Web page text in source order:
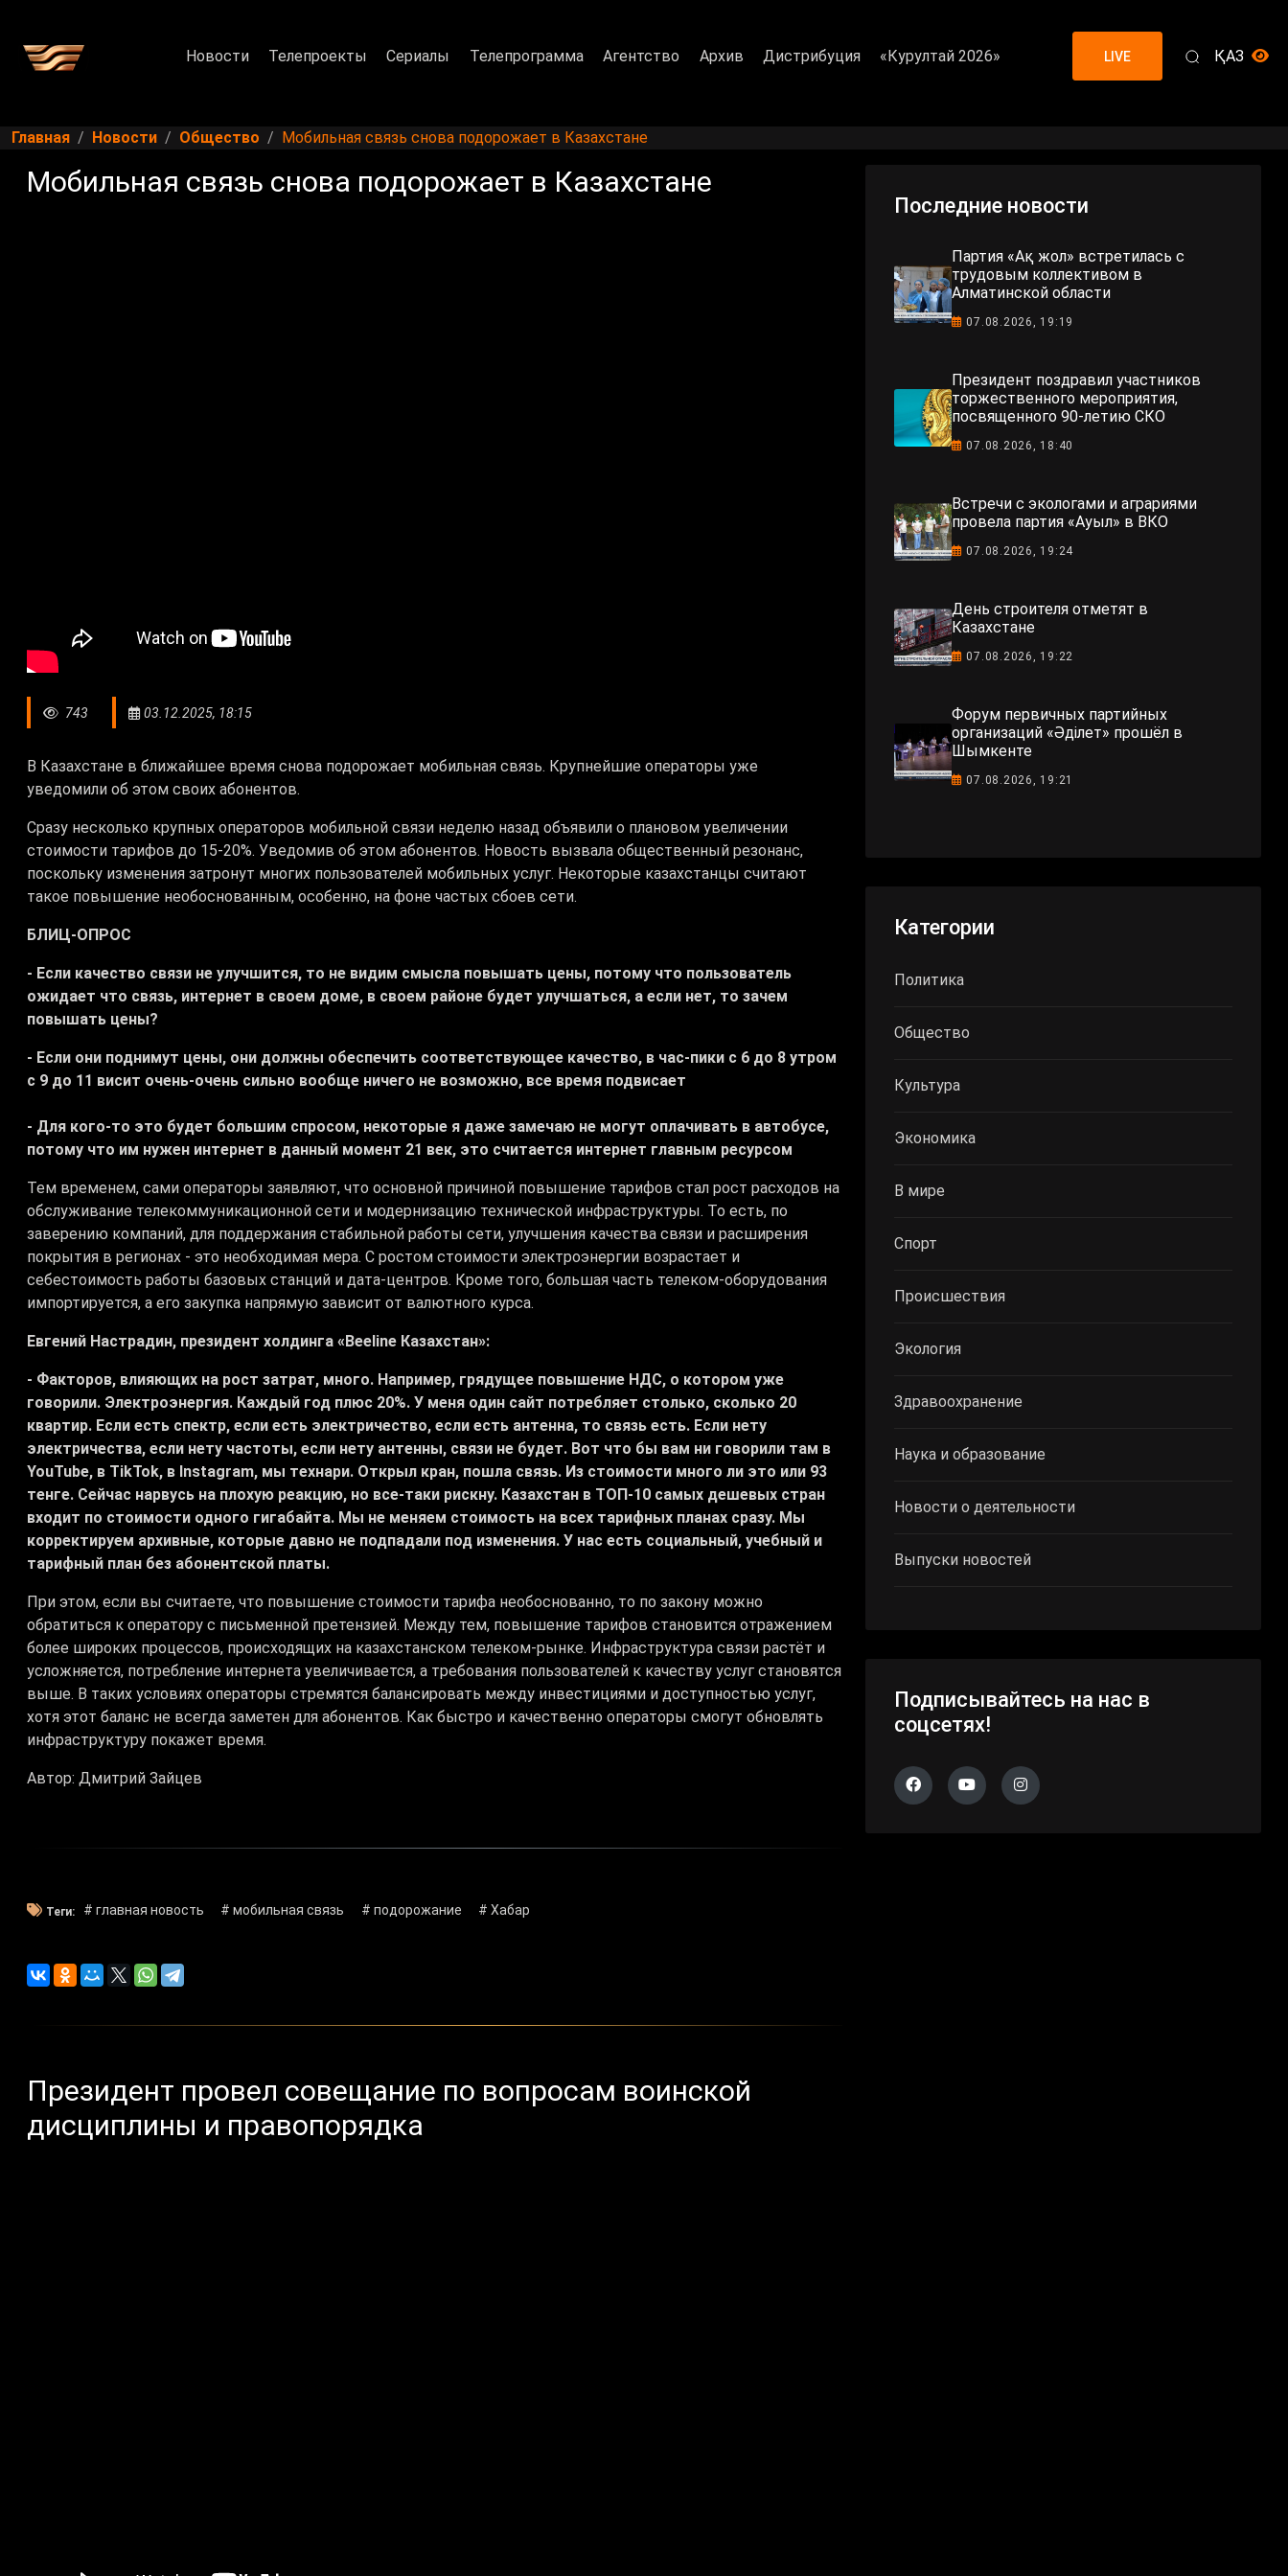
Новости Телепроекты Сериалы Телепрограмма Агентство Архив Дистрибуция «Курултай 2026» LIVE ҚАЗ
Главная Новости Общество Мобильная связь снова подорожает в Казахстане
Мобильная связь снова подорожает в Казахстане
743 03.12.2025, 18:15
В Казахстане в ближайшее время снова подорожает мобильная связь. Крупнейшие операторы уже
уведомили об этом своих абонентов.
Сразу несколько крупных операторов мобильной связи неделю назад объявили о плановом увеличении
стоимости тарифов до 15-20%. Уведомив об этом абонентов. Новость вызвала общественный резонанс,
поскольку изменения затронут многих пользователей мобильных услуг. Некоторые казахстанцы считают
такое повышение необоснованным, особенно, на фоне частых сбоев сети.
БЛИЦ-ОПРОС
- Если качество связи не улучшится, то не видим смысла повышать цены, потому что пользователь
ожидает что связь, интернет в своем доме, в своем районе будет улучшаться, а если нет, то зачем
повышать цены?
- Если они поднимут цены, они должны обеспечить соответствующее качество, в час-пики с 6 до 8 утром
с 9 до 11 висит очень-очень сильно вообще ничего не возможно, все время подвисает
- Для кого-то это будет большим спросом, некоторые я даже замечаю не могут оплачивать в автобусе,
потому что им нужен интернет в данный момент 21 век, это считается интернет главным ресурсом
Тем временем, сами операторы заявляют, что основной причиной повышение тарифов стал рост расходов на
обслуживание телекоммуникационной сети и модернизацию технической инфраструктуры. То есть, по
заверению компаний, для поддержания стабильной работы сети, улучшения качества связи и расширения
покрытия в регионах - это необходимая мера. С ростом стоимости электроэнергии возрастает и
себестоимость работы базовых станций и дата-центров. Кроме того, большая часть телеком-оборудования
импортируется, а его закупка напрямую зависит от валютного курса.
Евгений Настрадин, президент холдинга «Beeline Казахстан»:
- Факторов, влияющих на рост затрат, много. Например, грядущее повышение НДС, о котором уже
говорили. Электроэнергия. Каждый год плюс 20%. У меня один сайт потребляет столько, сколько 20
квартир. Если есть спектр, если есть электричество, если есть антенна, то связь есть. Если нету
электричества, если нету частоты, если нету антенны, связи не будет. Вот что бы вам ни говорили там в
YouTube, в TikTok, в Instagram, мы технари. Открыл кран, пошла связь. Из стоимости много ли это или 93
тенге. Сейчас нарвусь на плохую реакцию, но все-таки рискну. Казахстан в ТОП-10 самых дешевых стран
входит по стоимости одного гигабайта. Мы не меняем стоимость на всех тарифных планах сразу. Мы
корректируем архивные, которые давно не подпадали под изменения. У нас есть социальный, учебный и
тарифный план без абонентской платы.
При этом, если вы считаете, что повышение стоимости тарифа необоснованно, то по закону можно
обратиться к оператору с письменной претензией. Между тем, повышение тарифов становится отражением
более широких процессов, происходящих на казахстанском телеком-рынке. Инфраструктура связи растёт и
усложняется, потребление интернета увеличивается, а требования пользователей к качеству услуг становятся
выше. В таких условиях операторы стремятся балансировать между инвестициями и доступностью услуг,
хотя этот баланс не всегда заметен для абонентов. Как быстро и качественно операторы смогут обновлять
инфраструктуру покажет время.
Автор: Дмитрий Зайцев
Теги: # главная новость # мобильная связь # подорожание # Хабар
Президент провел совещание по вопросам воинской
дисциплины и правопорядка
Последние новости
Партия «Ақ жол» встретилась с
трудовым коллективом в
Алматинской области
07.08.2026, 19:19
Президент поздравил участников
торжественного мероприятия,
посвященного 90-летию СКО
07.08.2026, 18:40
Встречи с экологами и аграриями
провела партия «Ауыл» в ВКО
07.08.2026, 19:24
День строителя отметят в
Казахстане
07.08.2026, 19:22
Форум первичных партийных
организаций «Әділет» прошёл в
Шымкенте
07.08.2026, 19:21
Категории
Политика
Общество
Культура
Экономика
В мире
Спорт
Происшествия
Экология
Здравоохранение
Наука и образование
Новости о деятельности
Выпуски новостей
Подписывайтесь на нас в
соцсетях!